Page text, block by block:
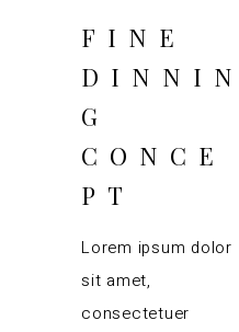
FINE
DINNIN
G
CONCE
PT
Lorem ipsum dolor
sit amet,
consectetuer